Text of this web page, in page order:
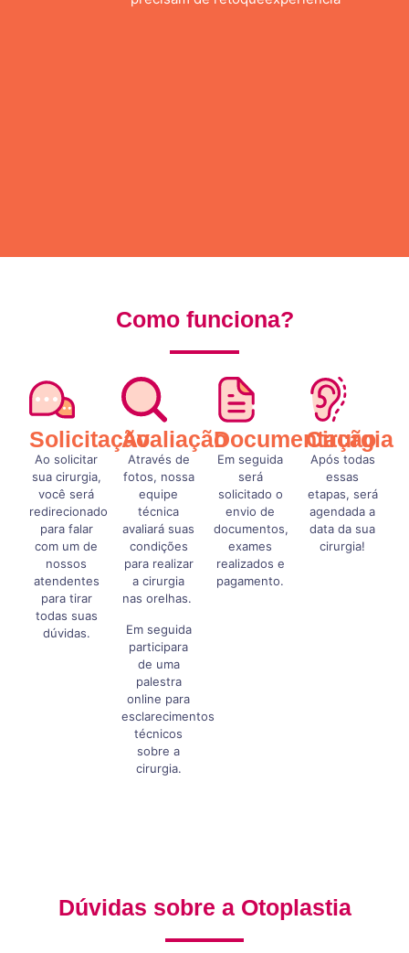
Como funciona?
Solicitação
Ao solicitar
sua cirurgia,
você será
redirecionado
para falar
com um de
nossos
atendentes
para tirar
todas suas
dúvidas.
Avaliação
Através de
fotos, nossa
equipe
técnica
avaliará suas
condições
para realizar
a cirurgia
nas orelhas.
Em seguida
participara
de uma
palestra
online para
esclarecimentos
técnicos
sobre a
cirurgia.
Documentação
Em seguida
será
solicitado o
envio de
documentos,
exames
realizados e
pagamento.
Cirurgia
Após todas
essas
etapas, será
agendada a
data da sua
cirurgia!
Dúvidas sobre a Otoplastia